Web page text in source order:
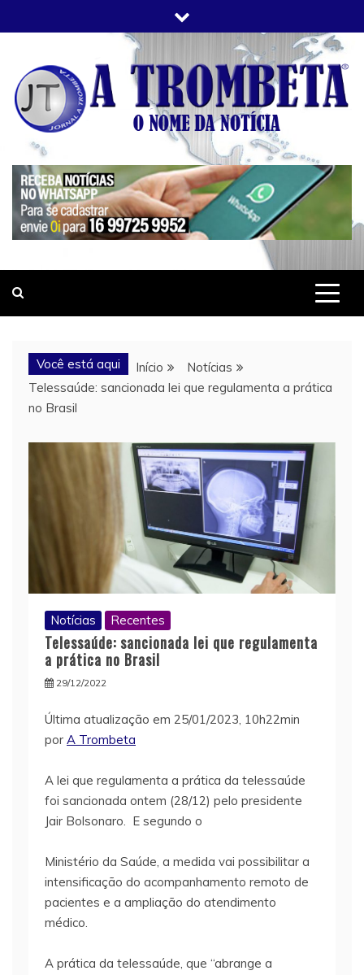
to
JORNAL A TROMBETA
O Nome da Notícia
Você está aqui Início
Notícias
Telessaúde: sancionada lei que regulamenta a prática
no Brasil
Notícias Recentes
Telessaúde: sancionada lei que regulamenta
a prática no Brasil
29/12/2022
Última atualização em 25/01/2023, 10h22min
por A Trombeta
A lei que regulamenta a prática da telessaúde
foi sancionada ontem (28/12) pelo presidente
Jair Bolsonaro. E segundo o
Ministério da Saúde, a medida vai possibilitar a
intensificação do acompanhamento remoto de
pacientes e a ampliação do atendimento
médico.
A prática da telessaúde, que “abrange a